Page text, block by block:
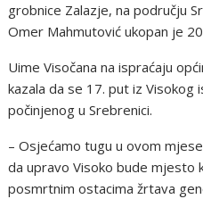
grobnice Zalazje, na području
Omer Mahmutović ukopan je
Uime Visočana na ispraćaju
kazala da se 17. put iz Visokog
počinjenog u Srebrenici.
– Osjećamo tugu u ovom
da upravo Visoko bude mjesto
posmrtnim ostacima žrtava